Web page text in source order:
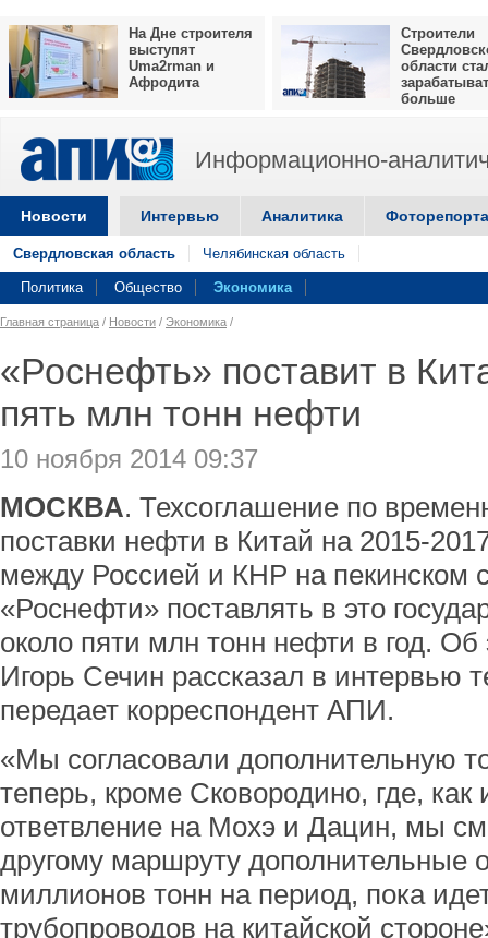
На Дне строителя
выступят
Uma2rman и
Афродита
Строители
области
больше
Информационно-
Новости Интервью Аналитика
Свердловская область Челябинская область
Политика Общество Экономика
Главная страница / Новости / Экономика /
«Роснефть» поставит в
пять млн тонн нефти
10 ноября 2014 09:37
МОСКВА. Техсоглашение по
поставки нефти в Китай на 2015-
между Россией и КНР на пекинском
«Роснефти» поставлять в это
около пяти млн тонн нефти в год. Об
Игорь Сечин рассказал в интервью
передает корреспондент АПИ.
«Мы согласовали дополнительную
теперь, кроме Сковородино, где, как
ответвление на Мохэ и Дацин, мы
другому маршруту дополнительные
миллионов тонн на период, пока
трубопроводов на китайской